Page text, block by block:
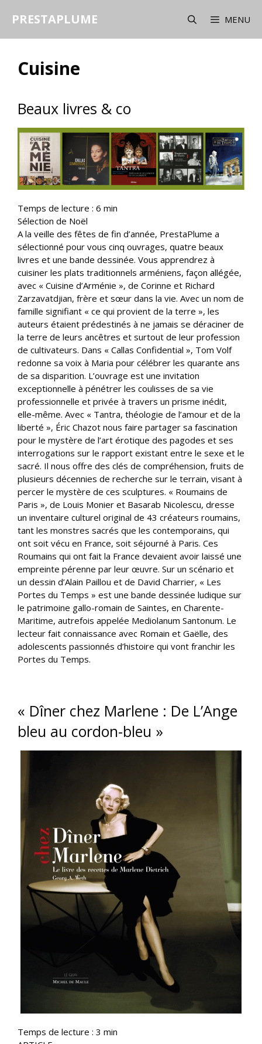
PRESTAPLUME MENU
Cuisine
Beaux livres & co
Temps de lecture : 6 min
Sélection de Noël
A la veille des fêtes de fin d’année, PrestaPlume a
sélectionné pour vous cinq ouvrages, quatre beaux
livres et une bande dessinée. Vous apprendrez à
cuisiner les plats traditionnels arméniens, façon allégée,
avec « Cuisine d’Arménie », de Corinne et Richard
Zarzavatdjian, frère et sœur dans la vie. Avec un nom de
famille signifiant « ce qui provient de la terre », les
auteurs étaient prédestinés à ne jamais se déraciner de
la terre de leurs ancêtres et surtout de leur profession
de cultivateurs. Dans « Callas Confidential », Tom Volf
redonne sa voix à Maria pour célébrer les quarante ans
de sa disparition. L’ouvrage est une invitation
exceptionnelle à pénétrer les coulisses de sa vie
professionnelle et privée à travers un prisme inédit,
elle-même. Avec « Tantra, théologie de l’amour et de la
liberté », Éric Chazot nous faire partager sa fascination
pour le mystère de l’art érotique des pagodes et ses
interrogations sur le rapport existant entre le sexe et le
sacré. Il nous offre des clés de compréhension, fruits de
plusieurs décennies de recherche sur le terrain, visant à
percer le mystère de ces sculptures. « Roumains de
Paris », de Louis Monier et Basarab Nicolescu, dresse
un inventaire culturel original de 43 créateurs roumains,
tant les monstres sacrés que les contemporains, qui
ont soit vécu en France, soit séjourné à Paris. Ces
Roumains qui ont fait la France devaient avoir laissé une
empreinte pérenne par leur œuvre. Sur un scénario et
un dessin d’Alain Paillou et de David Charrier, « Les
Portes du Temps » est une bande dessinée ludique sur
le patrimoine gallo-romain de Saintes, en Charente-
Maritime, autrefois appelée Mediolanum Santonum. Le
lecteur fait connaissance avec Romain et Gaëlle, des
adolescents passionnés d’histoire qui vont franchir les
Portes du Temps.
« Dîner chez Marlene : De L’Ange
bleu au cordon-bleu »
Temps de lecture : 3 min